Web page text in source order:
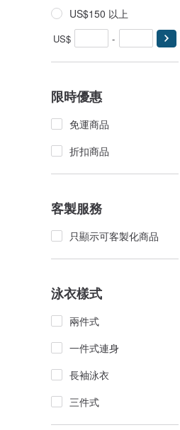
US$150 以上
US$ -
限時優惠
免運商品
折扣商品
客製服務
只顯示可客製化商品
泳衣樣式
兩件式
一件式連身
長袖泳衣
三件式